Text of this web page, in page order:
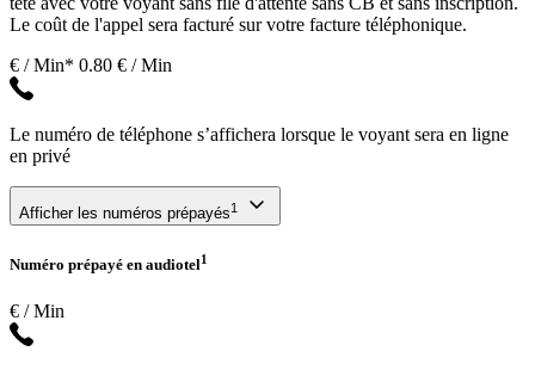
Le coût de l'appel sera facturé sur votre facture téléphonique.
€ / Min* 0.80 € / Min
Le numéro de téléphone s’affichera lorsque le voyant sera en ligne
en privé
Afficher les numéros prépayés1
Numéro prépayé en audiotel1
€ / Min